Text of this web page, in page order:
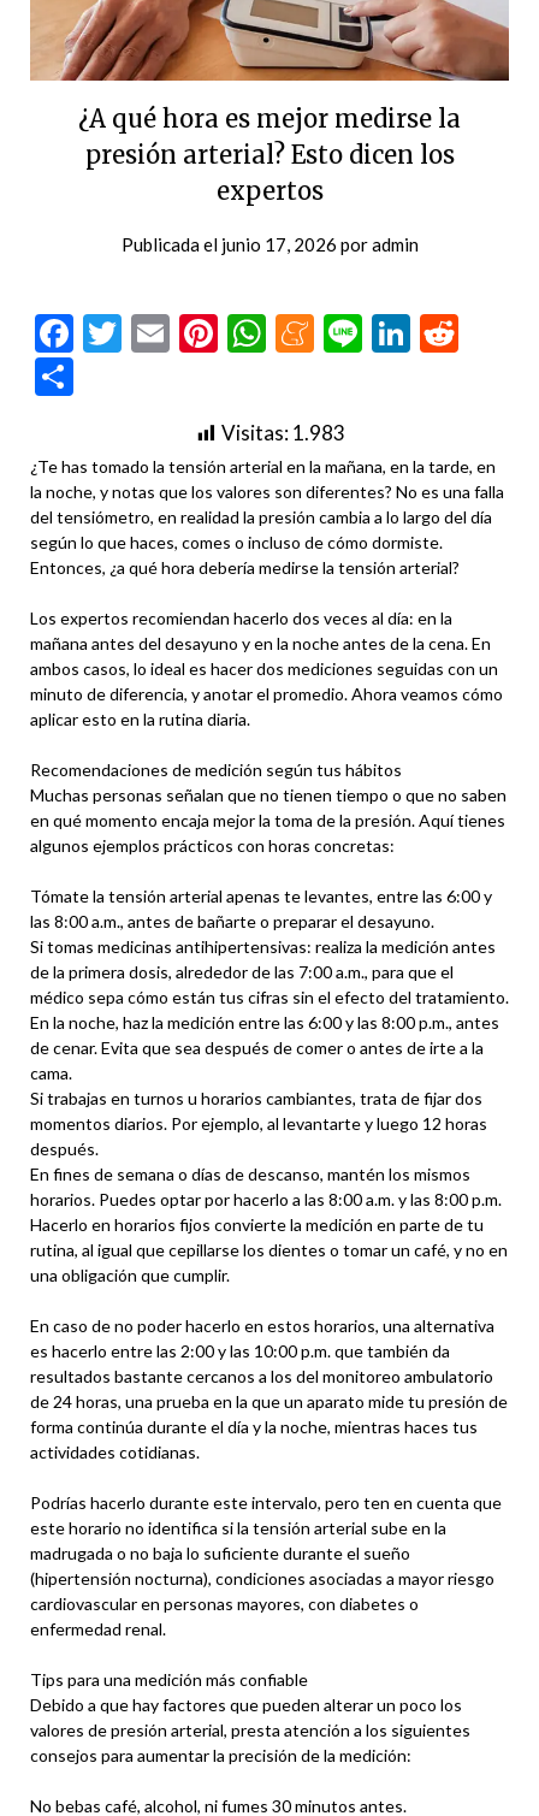
¿A qué hora es mejor medirse la
presión arterial? Esto dicen los
expertos
Publicada el junio 17, 2026 poradmin
Facebook
Twitter
EmailPinterest
WhatsApp
Meneame
Line
Visitas:1.983
¿Te has tomado la tensión arterial en la mañana, en la tarde, en
la noche, y notas que los valores son diferentes? No es una falla
del tensiómetro, en realidad la presión cambia a lo largo del día
según lo que haces, comes o incluso de cómo dormiste.
Entonces, ¿a qué hora debería medirse la tensión arterial?
Los expertos recomiendan hacerlo dos veces al día: en la
mañana antes del desayuno y en la noche antes de la cena. En
ambos casos, lo ideal es hacer dos mediciones seguidas con un
minuto de diferencia, y anotar el promedio. Ahora veamos cómo
aplicar esto en la rutina diaria.
Recomendaciones de medición según tus hábitos
Muchas personas señalan que no tienen tiempo o que no saben
en qué momento encaja mejor la toma de la presión. Aquí tienes
algunos ejemplos prácticos con horas concretas:
Tómate la tensión arterial apenas te levantes, entre las 6:00 y
las 8:00 a.m., antes de bañarte o preparar el desayuno.
Si tomas medicinas antihipertensivas: realiza la medición antes
de la primera dosis, alrededor de las 7:00 a.m., para que el
médico sepa cómo están tus cifras sin el efecto del tratamiento.
En la noche, haz la medición entre las 6:00 y las 8:00 p.m., antes
de cenar. Evita que sea después de comer o antes de irte a la
cama.
Si trabajas en turnos u horarios cambiantes, trata de fijar dos
momentos diarios. Por ejemplo, al levantarte y luego 12 horas
después.
En fines de semana o días de descanso, mantén los mismos
horarios. Puedes optar por hacerlo a las 8:00 a.m. y las 8:00 p.m.
Hacerlo en horarios fijos convierte la medición en parte de tu
rutina, al igual que cepillarse los dientes o tomar un café, y no en
una obligación que cumplir.
En caso de no poder hacerlo en estos horarios, una alternativa
es hacerlo entre las 2:00 y las 10:00 p.m. que también da
resultados bastante cercanos a los del monitoreo ambulatorio
de 24 horas, una prueba en la que un aparato mide tu presión de
forma continúa durante el día y la noche, mientras haces tus
actividades cotidianas.
Podrías hacerlo durante este intervalo, pero ten en cuenta que
este horario no identifica si la tensión arterial sube en la
madrugada o no baja lo suficiente durante el sueño
(hipertensión nocturna), condiciones asociadas a mayor riesgo
cardiovascular en personas mayores, con diabetes o
enfermedad renal.
Tips para una medición más confiable
Debido a que hay factores que pueden alterar un poco los
valores de presión arterial, presta atención a los siguientes
consejos para aumentar la precisión de la medición:
No bebas café, alcohol, ni fumes 30 minutos antes.